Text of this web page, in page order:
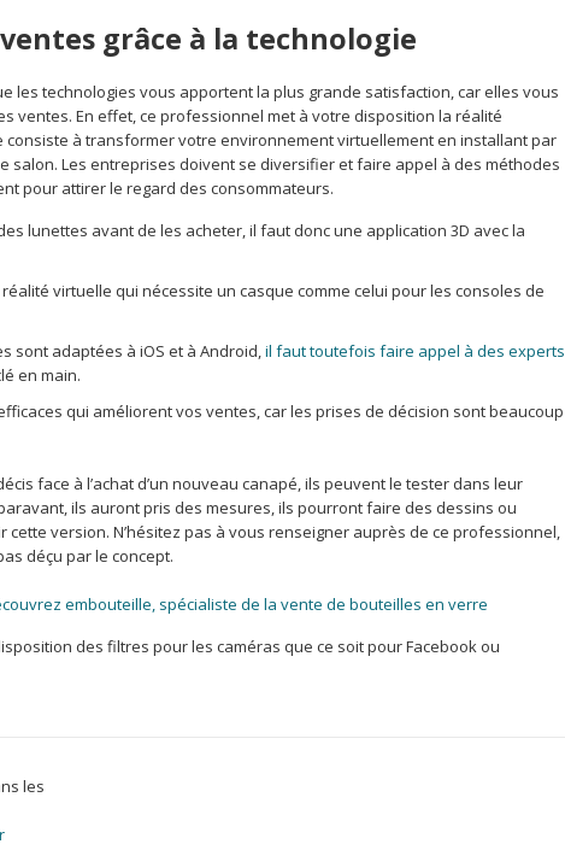
grâce à la technologie
les technologies vous apportent la plus grande satisfaction, car elles vous
ventes. En effet, ce professionnel met à votre disposition la réalité
consiste à transformer votre environnement virtuellement en installant par
salon. Les entreprises doivent se diversifier et faire appel à des méthodes
pour attirer le regard des consommateurs.
lunettes avant de les acheter, il faut donc une application 3D avec la
virtuelle qui nécessite un casque comme celui pour les consoles de
sont adaptées à iOS et à Android,il faut toutefois faire appel à des experts
en main.
qui améliorent vos ventes, car les prises de décision sont beaucoup
face à l’achat d’un nouveau canapé, ils peuvent le tester dans leur
ils auront pris des mesures, ils pourront faire des dessins ou
cette version. N’hésitez pas à vous renseigner auprès de ce professionnel,
déçu par le concept.
embouteille, spécialiste de la vente de bouteilles en verre
des filtres pour les caméras que ce soit pour Facebook ou
les